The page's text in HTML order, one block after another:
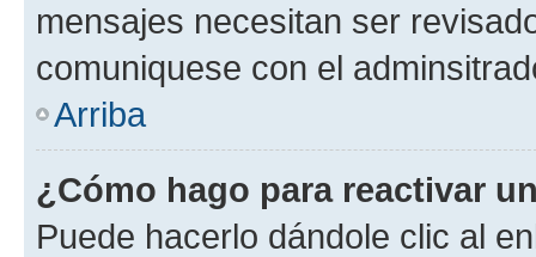
mensajes necesitan ser
comuniquese con el
Arriba
¿Cómo hago para reactivar
Puede hacerlo dándole clic al